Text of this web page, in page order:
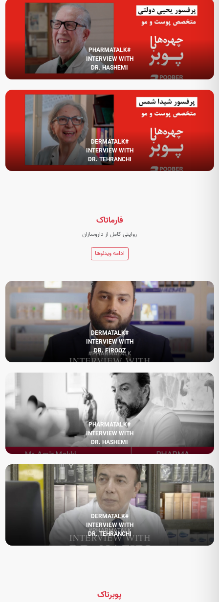
#PHARMATALK
INTERVIEW WITH
DR. HASHEMI
#DERMATALK
INTERVIEW WITH
DR. TEHRANCHI
#DERMATALK
INTERVIEW WITH
DR. FIROOZ
#PHARMATALK
INTERVIEW WITH
DR. HASHEMI
#DERMATALK
INTERVIEW WITH
DR. TEHRANCHI
فارماتاک
روایتی کامل از داروسازان
ادامه ویدئوها
پوبرتاک